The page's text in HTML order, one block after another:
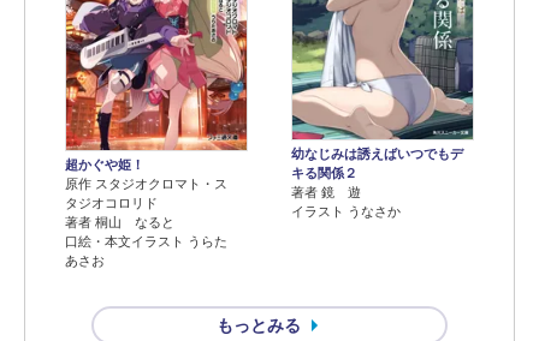
超かぐや姫！
原作 スタジオクロマト・ス
タジオコロリド
著者 桐山 なると
口絵・本文イラスト うらた
あさお
幼なじみは誘えばいつでもデ
キる関係２
著者 鏡 遊
イラスト うなさか
もっとみる